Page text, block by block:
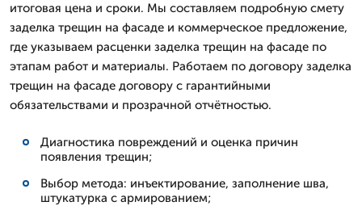
итоговая цена и сроки. Мы составляем подробную смету
заделка трещин на фасаде и коммерческое предложение,
где указываем расценки заделка трещин на фасаде по
этапам работ и материалы. Работаем по договору заделка
трещин на фасаде договору с гарантийными
обязательствами и прозрачной отчётностью.
Диагностика повреждений и оценка причин
появления трещин;
Выбор метода: инъектирование, заполнение шва,
штукатурка с армированием;